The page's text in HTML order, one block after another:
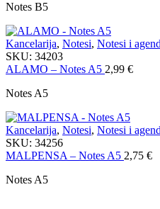
Notes B5
Kancelarija, Notesi, Notesi i
SKU: 34203
ALAMO – Notes A5 2,99 €
Notes A5
Kancelarija, Notesi, Notesi i
SKU: 34256
MALPENSA – Notes A5 2,75 €
Notes A5